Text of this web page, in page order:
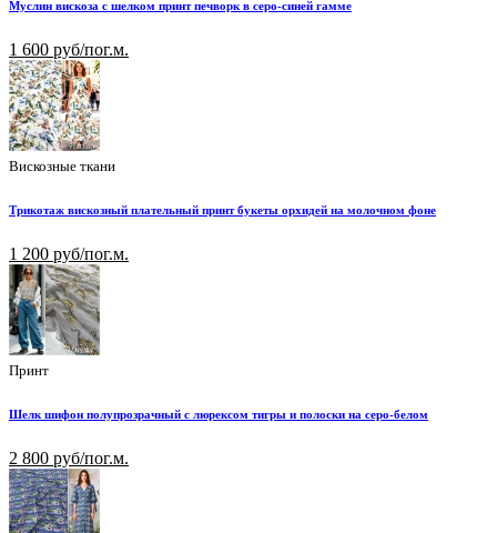
Муслин вискоза с шелком принт печворк в серо-синей гамме
1 600 руб/пог.м.
Вискозные ткани
Трикотаж вискозный плательный принт букеты орхидей на молочном фоне
1 200 руб/пог.м.
Принт
Шелк шифон полупрозрачный с люрексом тигры и полоски на серо-белом
2 800 руб/пог.м.